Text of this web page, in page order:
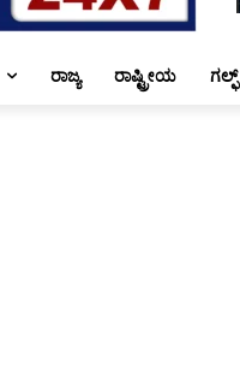
ರಾಜ್ಯ ರಾಷ್ಟ್ರೀಯ ಗಲ್ಫ್